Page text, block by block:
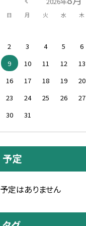
日 月 火 水 木
2
3 4 5 6
9
10 11 12 13
16
17 18 19 20
23
24 25 26 27
30
31
予定
予定はありません